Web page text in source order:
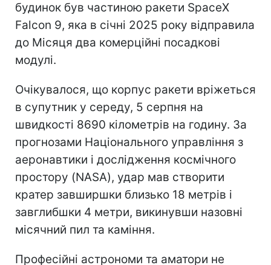
будинок був частиною ракети SpaceX
Falcon 9, яка в січні 2025 року відправила
до Місяця два комерційні посадкові
модулі.
Очікувалося, що корпус ракети вріжеться
в супутник у середу, 5 серпня на
швидкості 8690 кілометрів на годину. За
прогнозами Національного управління з
аеронавтики і дослідження космічного
простору (NASA), удар мав створити
кратер завширшки близько 18 метрів і
завглибшки 4 метри, викинувши назовні
місячний пил та каміння.
Професійні астрономи та аматори не